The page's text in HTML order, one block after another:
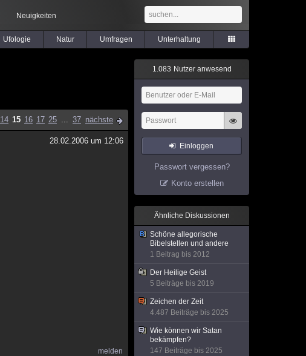
Neuigkeiten
Ufologie Natur Umfragen Unterhaltung
14 15 16 17 25 ... 37 nächste
28.02.2006 um 12:06
melden
1.083 Nutzer anwesend
Einloggen
Passwort vergessen?
Konto erstellen
Ähnliche Diskussionen
Schöne allegorische
Bibelstellen und andere
1 Beitrag bis 2012
Der Heilige Geist
5 Beiträge bis 2019
Zeichen der Zeit
4.487 Beiträge bis 2025
Wie können wir Satan
bekämpfen?
147 Beiträge bis 2025